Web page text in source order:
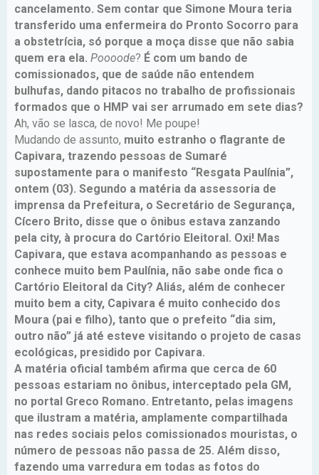
cancelamento. Sem contar que Simone Moura teria
transferido uma enfermeira do Pronto Socorro para
a obstetrícia, só porque a moça disse que não sabia
quem era ela. Poooode? É com um bando de
comissionados, que de saúde não entendem
bulhufas, dando pitacos no trabalho de profissionais
formados que o HMP vai ser arrumado em sete dias?
Ah, vão se lasca, de novo! Me poupe!
Mudando de assunto, muito estranho o flagrante de
Capivara, trazendo pessoas de Sumaré
supostamente para o manifesto “Resgata Paulínia”,
ontem (03). Segundo a matéria da assessoria de
imprensa da Prefeitura, o Secretário de Segurança,
Cícero Brito, disse que o ônibus estava zanzando
pela city, à procura do Cartório Eleitoral. Oxi! Mas
Capivara, que estava acompanhando as pessoas e
conhece muito bem Paulínia, não sabe onde fica o
Cartório Eleitoral da City? Aliás, além de conhecer
muito bem a city, Capivara é muito conhecido dos
Moura (pai e filho), tanto que o prefeito “dia sim,
outro não” já até esteve visitando o projeto de casas
ecológicas, presidido por Capivara.
A matéria oficial também afirma que cerca de 60
pessoas estariam no ônibus, interceptado pela GM,
no portal Greco Romano. Entretanto, pelas imagens
que ilustram a matéria, amplamente compartilhada
nas redes sociais pelos comissionados mouristas, o
número de pessoas não passa de 25. Além disso,
fazendo uma varredura em todas as fotos do